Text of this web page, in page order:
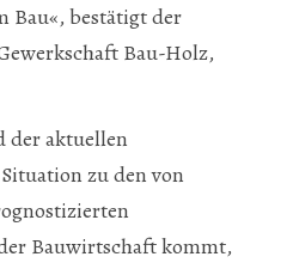
Bau«, bestätigt der
Bau-Holz,
der aktuellen
zu den von
Bauwirtschaft kommt,